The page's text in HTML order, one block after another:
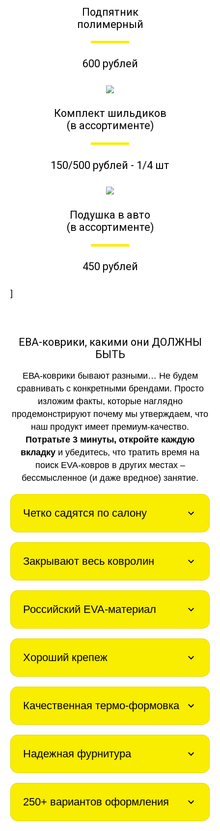
Подпятник
полимерный
600 рублей
Комплект шильдиков
(в ассортименте)
150/500 рублей - 1/4 шт
Подушка в авто
(в ассортименте)
450 рублей
]
ЕВА-коврики, какими они ДОЛЖНЫ
БЫТЬ
ЕВА-коврики бывают разными… Не будем
сравнивать с конкретными брендами. Просто
изложим факты, которые наглядно
продемонстрируют почему мы утверждаем, что
наш продукт имеет премиум-качество.
Потратьте 3 минуты, откройте каждую
вкладку и убедитесь, что тратить время на
поиск EVA-ковров в других местах –
бессмысленное (и даже вредное) занятие.
Четко садятся по салону
Закрывают весь ковролин
Российский EVA-материал
Хороший крепеж
Качественная термо-формовка
Надежная фурнитура
250+ вариантов оформления